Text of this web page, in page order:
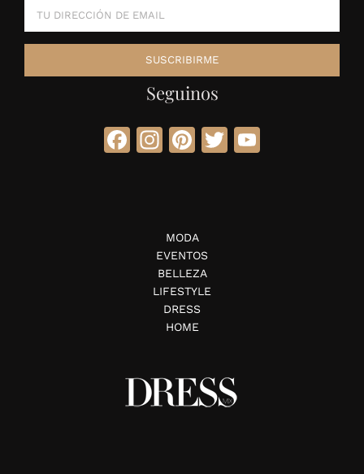
Seguinos
Facebook
Instagram
Pinterest
Twitter
MODA
EVENTOS
BELLEZA
LIFESTYLE
DRESS
HOME